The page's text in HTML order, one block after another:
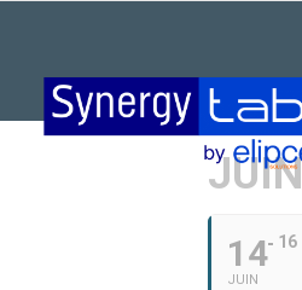
14
JUIN
16